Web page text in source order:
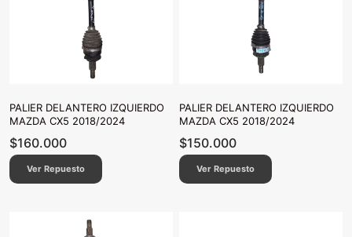
PALIER DELANTERO IZQUIERDO
MAZDA CX5 2018/2024
$160.000
Ver Repuesto
PALIER DELANTERO IZQUIERDO
MAZDA CX5 2018/2024
$150.000
Ver Repuesto